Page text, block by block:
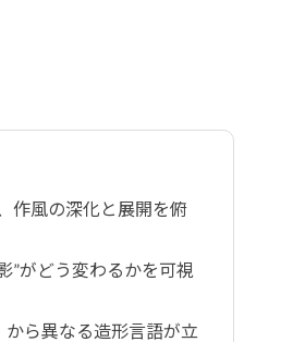
作風の深化と展開を俯
”がどう変わるかを可視
から異なる造形言語が立